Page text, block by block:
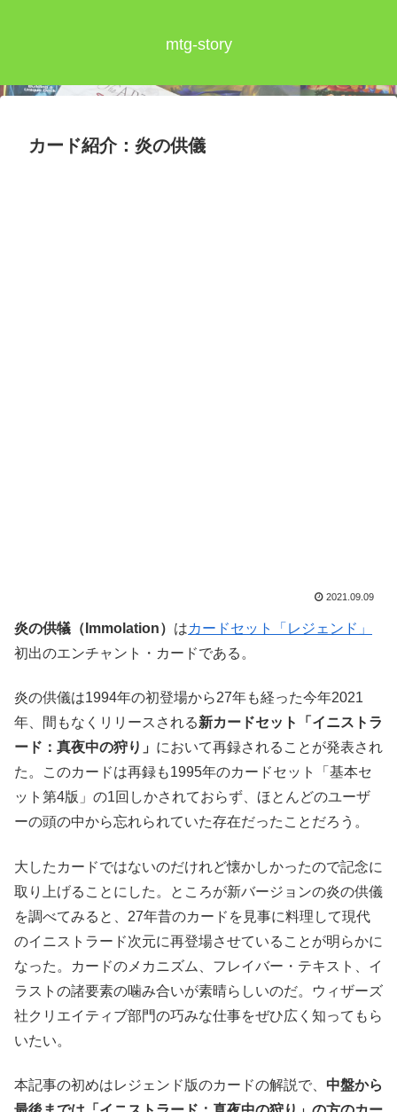
mtg-story
カード紹介：炎の供儀
2021.09.09
炎の供犠（Immolation） はカードセット「レジェンド」
初出のエンチャント・カードである。
炎の供儀は1994年の初登場から27年も経った今年2021
年、間もなくリリースされる新カードセット「イニストラ
ード：真夜中の狩り」 において再録されることが発表され
た。このカードは再録も1995年のカードセット「基本セ
ット第4版」の1回しかされておらず、ほとんどのユーザ
ーの頭の中から忘れられていた存在だったことだろう。
大したカードではないのだけれど懐かしかったので記念に
取り上げることにした。ところが新バージョンの炎の供儀
を調べてみると、27年昔のカードを見事に料理して現代
のイニストラード次元に再登場させていることが明らかに
なった。カードのメカニズム、フレイバー・テキスト、イ
ラストの諸要素の噛み合いが素晴らしいのだ。ウィザーズ
社クリエイティブ部門の巧みな仕事をぜひ広く知ってもら
いたい。
本記事の初めはレジェンド版のカードの解説で、 中盤から